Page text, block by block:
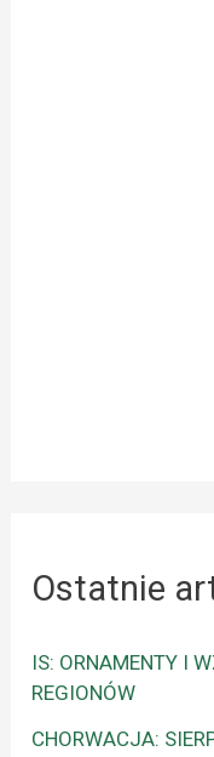
Ostatnie
IS: ORNAMENTY I
REGIONÓW
CHORWACJA: